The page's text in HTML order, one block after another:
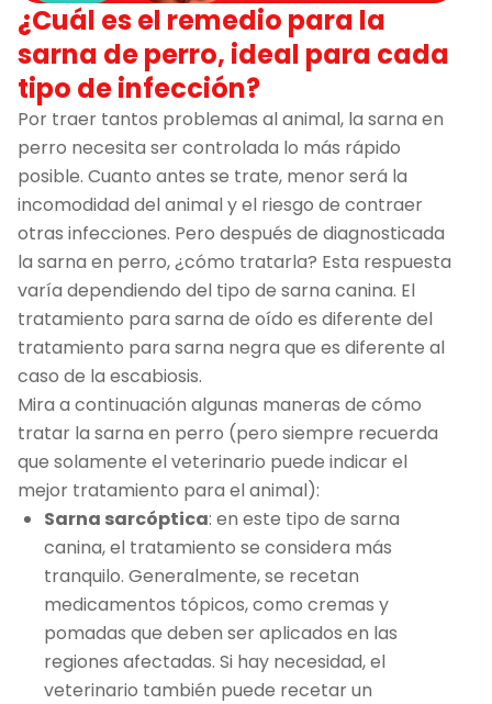
¿Cuál es el remedio para la
sarna de perro, ideal para cada
tipo de infección?
Por traer tantos problemas al animal, la sarna en
perro necesita ser controlada lo más rápido
posible. Cuanto antes se trate, menor será la
incomodidad del animal y el riesgo de contraer
otras infecciones. Pero después de diagnosticada
la sarna en perro, ¿cómo tratarla? Esta respuesta
varía dependiendo del tipo de sarna canina. El
tratamiento para sarna de oído es diferente del
tratamiento para sarna negra que es diferente al
caso de la escabiosis.
Mira a continuación algunas maneras de cómo
tratar la sarna en perro (pero siempre recuerda
que solamente el veterinario puede indicar el
mejor tratamiento para el animal):
Sarna sarcóptica: en este tipo de sarna
canina, el tratamiento se considera más
tranquilo. Generalmente, se recetan
medicamentos tópicos, como cremas y
pomadas que deben ser aplicados en las
regiones afectadas. Si hay necesidad, el
veterinario también puede recetar un